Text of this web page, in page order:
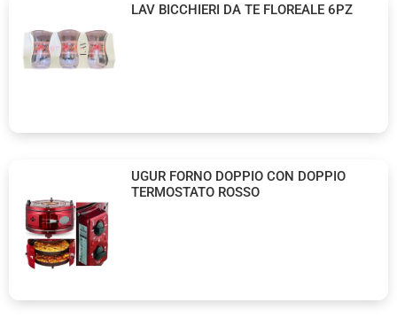
LAV BICCHIERI DA TE FLOREALE 6PZ
UGUR FORNO DOPPIO CON DOPPIO
TERMOSTATO ROSSO